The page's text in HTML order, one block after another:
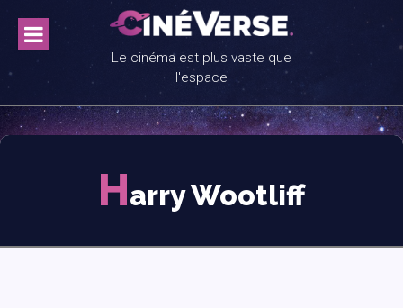
content
Le cinéma est plus vaste que
l'espace
Harry Wootliff